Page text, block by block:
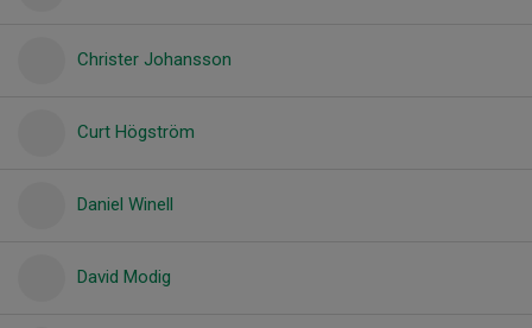
Christer Johansson
Curt Högström
Daniel Winell
David Modig